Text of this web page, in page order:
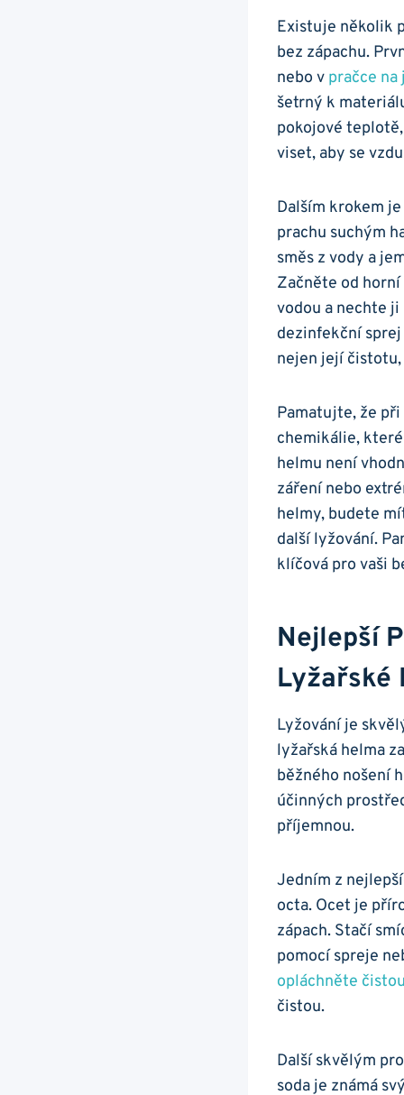
Existuje několik
bez zápachu.
nebo v pračce
šetrný k
pokojové
viset, aby⁣ se
Dalším krokem
prachu suchým
směs z vody a
Začněte od
vodou‍ a‌ nechte
dezinfekční
nejen její⁣ čistotu,
Pamatujte, že
chemikálie,
helmu‌ není
‍záření nebo
helmy, budete
další lyžování.
klíčová pro ⁢vaši
Nejlepší
Lyžařské
Lyžování je
lyžařská helma
běžného nošení
účinných
příjemnou.
Jedním z
⁢octa. ⁢Ocet je
zápach. Stačí
pomocí ⁢spreje
opláchněte
čistou.
Další skvělým
soda⁣ je⁤ známá